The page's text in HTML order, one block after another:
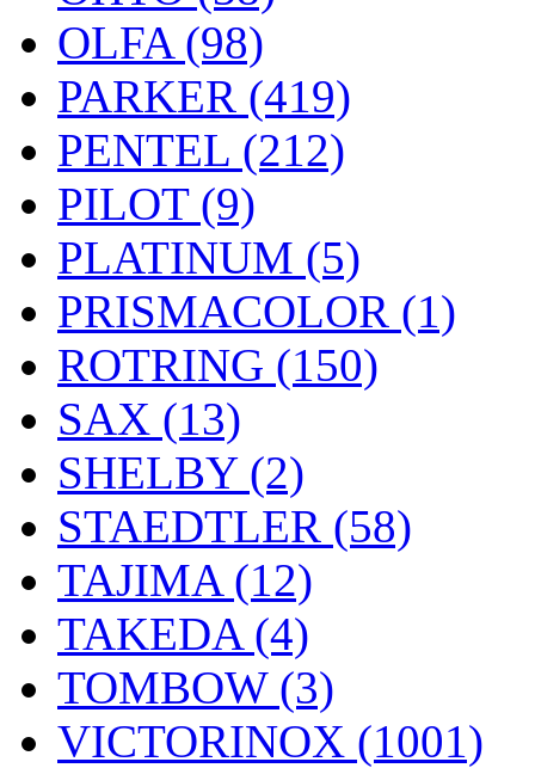
OLFA (98)
PARKER (419)
PENTEL (212)
PILOT (9)
PLATINUM (5)
PRISMACOLOR (1)
ROTRING (150)
SAX (13)
SHELBY (2)
STAEDTLER (58)
TAJIMA (12)
TAKEDA (4)
TOMBOW (3)
VICTORINOX (1001)